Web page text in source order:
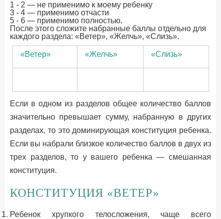
1 - 2 — не применимо к моему ребенку
3 - 4 — применимо отчасти
5 - 6 — применимо полностью.
После этого сложите набранные баллы отдельно для
каждого раздела: «Ветер», «Желчь», «Слизь».
«Ветер» «Желчь» «Слизь»
Если в одном из разделов общее количество баллов
значительно превышает сумму, набранную в других
разделах, то это доминирующая конституция ребенка.
Если вы набрали близкое количество баллов в двух из
трех разделов, то у вашего ребенка — смешанная
конституция.
КОНСТИТУЦИЯ «ВЕТЕР»
Ребенок хрупкого телосложения, чаще всего